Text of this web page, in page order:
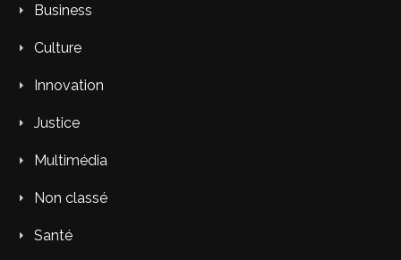
Business
Culture
Innovation
Justice
Multimédia
Non classé
Santé